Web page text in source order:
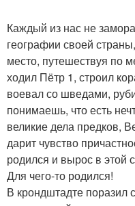
Каждый из нас не
географии своей
место, путешествуя по
ходил Пётр 1, строил
воевал со шведами,
понимаешь, что есть
великие дела предков,
дарит чувство
родился и вырос в этой
Для чего-то родился!
В крондштадте поразил